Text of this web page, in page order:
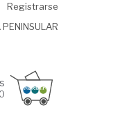
Registrarse
PENINSULAR
0